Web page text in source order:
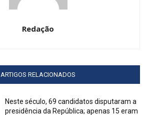
Redação
ARTIGOS RELACIONADOS
Neste século, 69 candidatos disputaram a
presidência da República; apenas 15 eram